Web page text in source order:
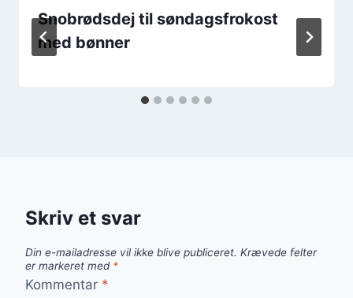
Snobrødsdej til søndagsfrokost
med bønner
Skriv et svar
Din e-mailadresse vil ikke blive publiceret. Krævede felter
er markeret med *
Kommentar *